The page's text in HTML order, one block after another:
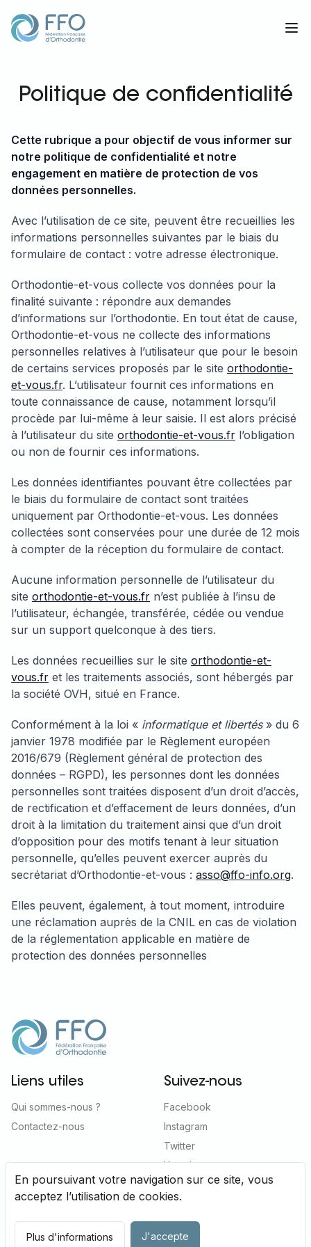
Orthodontie et vous
Politique de confidentialité
Cette rubrique a pour objectif de vous informer sur
notre politique de confidentialité et notre
engagement en matière de protection de vos
données personnelles.
Avec l’utilisation de ce site, peuvent être recueillies les
informations personnelles suivantes par le biais du
formulaire de contact : votre adresse électronique.
Orthodontie-et-vous collecte vos données pour la
finalité suivante : répondre aux demandes
d’informations sur l’orthodontie. En tout état de cause,
Orthodontie-et-vous ne collecte des informations
personnelles relatives à l’utilisateur que pour le besoin
de certains services proposés par le site orthodontie-
et-vous.fr. L’utilisateur fournit ces informations en
toute connaissance de cause, notamment lorsqu’il
procède par lui-même à leur saisie. Il est alors précisé
à l’utilisateur du site orthodontie-et-vous.fr l’obligation
ou non de fournir ces informations.
Les données identifiantes pouvant être collectées par
le biais du formulaire de contact sont traitées
uniquement par Orthodontie-et-vous. Les données
collectées sont conservées pour une durée de 12 mois
à compter de la réception du formulaire de contact.
Aucune information personnelle de l’utilisateur du
site orthodontie-et-vous.fr n’est publiée à l’insu de
l’utilisateur, échangée, transférée, cédée ou vendue
sur un support quelconque à des tiers.
Les données recueillies sur le site orthodontie-et-
vous.fr et les traitements associés, sont hébergés par
la société OVH, situé en France.
Conformément à la loi « informatique et libertés» du 6
janvier 1978 modifiée par le Règlement européen
2016/679 (Règlement général de protection des
données – RGPD), les personnes dont les données
personnelles sont traitées disposent d’un droit d’accès,
de rectification et d’effacement de leurs données, d’un
droit à la limitation du traitement ainsi que d’un droit
d’opposition pour des motifs tenant à leur situation
personnelle, qu’elles peuvent exercer auprès du
secrétariat d’Orthodontie-et-vous : asso@ffo-info.org.
Elles peuvent, également, à tout moment, introduire
une réclamation auprès de la CNIL en cas de violation
de la réglementation applicable en matière de
protection des données personnelles
En poursuivant votre navigation sur ce site, vous
acceptez l’utilisation de cookies.
Plus d'informations J'accepte
Liens utiles
Qui sommes-nous ?
Contactez-nous
Suivez-nous
Facebook
Instagram
Twitter
Youtube
2020 © FFO
réservés
Mentions
légales